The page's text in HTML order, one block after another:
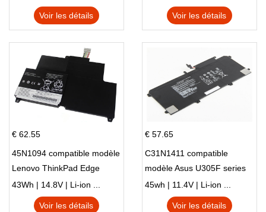
Voir les détails Voir les détails
€ 62.55
45N1094 compatible modèle
Lenovo ThinkPad Edge
S230u Twist
43Wh | 14.8V | Li-ion ...
Voir les détails
€ 57.65
C31N1411 compatible
modèle Asus U305F series
45wh | 11.4V | Li-ion ...
Voir les détails